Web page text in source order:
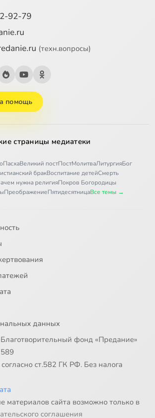
92-79
(техн.вопросы)
помощь
страницы медиатеки
ПасхаВеликий постПостМолитваЛитургияБог
бракВоспитание детейСмерть
нужна религияПокров Богородицы
ПреображениеПятидесятницаВсе темы →
данных
фонд «Предание»
ст.582 ГК РФ. Без налога
материалов сайта возможно только в
соглашения